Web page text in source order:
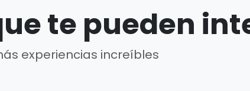
te pueden
experiencias increíbles